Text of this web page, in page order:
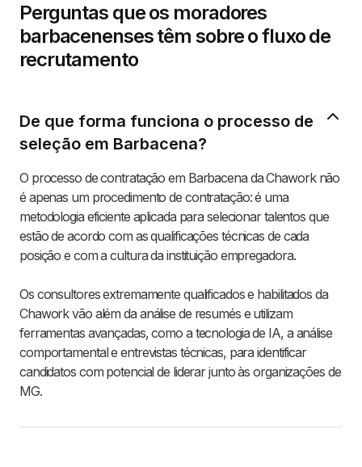
Perguntas que os moradores
barbacenenses têm sobre o fluxo de
recrutamento
De que forma funciona o processo de
seleção em Barbacena?
O processo de contratação em Barbacena da Chawork não
é apenas um procedimento de contratação: é uma
metodologia eficiente aplicada para selecionar talentos que
estão de acordo com as qualificações técnicas de cada
posição e com a cultura da instituição empregadora.
Os consultores extremamente qualificados e habilitados da
Chawork vão além da análise de resumés e utilizam
ferramentas avançadas, como a tecnologia de IA, a análise
comportamental e entrevistas técnicas, para identificar
candidatos com potencial de liderar junto às organizações de
MG.